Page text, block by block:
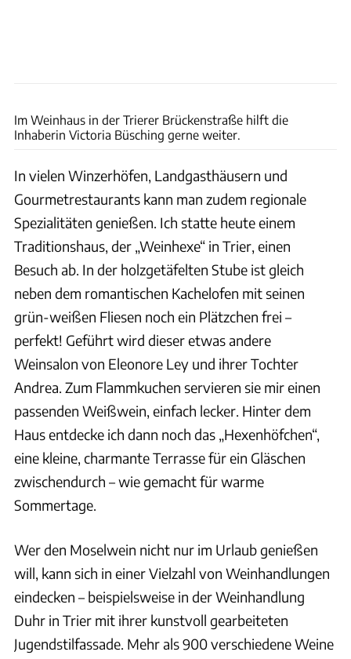
Im Weinhaus in der Trierer Brückenstraße hilft die
Inhaberin Victoria Büsching gerne weiter.
In vielen Winzerhöfen, Landgasthäusern und
Gourmetrestaurants kann man zudem regionale
Spezialitäten genießen. Ich statte heute einem
Traditionshaus, der „Weinhexe“ in Trier, einen
Besuch ab. In der holzgetäfelten Stube ist gleich
neben dem romantischen Kachelofen mit seinen
grün-weißen Fliesen noch ein Plätzchen frei –
perfekt! Geführt wird dieser etwas andere
Weinsalon von Eleonore Ley und ihrer Tochter
Andrea. Zum Flammkuchen servieren sie mir einen
passenden Weißwein, einfach lecker. Hinter dem
Haus entdecke ich dann noch das „Hexenhöfchen“,
eine kleine, charmante Terrasse für ein Gläschen
zwischendurch – wie gemacht für warme
Sommertage.
Wer den Moselwein nicht nur im Urlaub genießen
will, kann sich in einer Vielzahl von Weinhandlungen
eindecken – beispielsweise in der Weinhandlung
Duhr in Trier mit ihrer kunstvoll gearbeiteten
Jugendstilfassade. Mehr als 900 verschiedene Weine